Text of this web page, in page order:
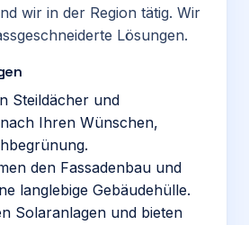
wir in der Region tätig. Wir
Lösungen.
Steildächer und
Ihren Wünschen,
den Fassadenbau und
langlebige Gebäudehülle.
Solaranlagen und bieten